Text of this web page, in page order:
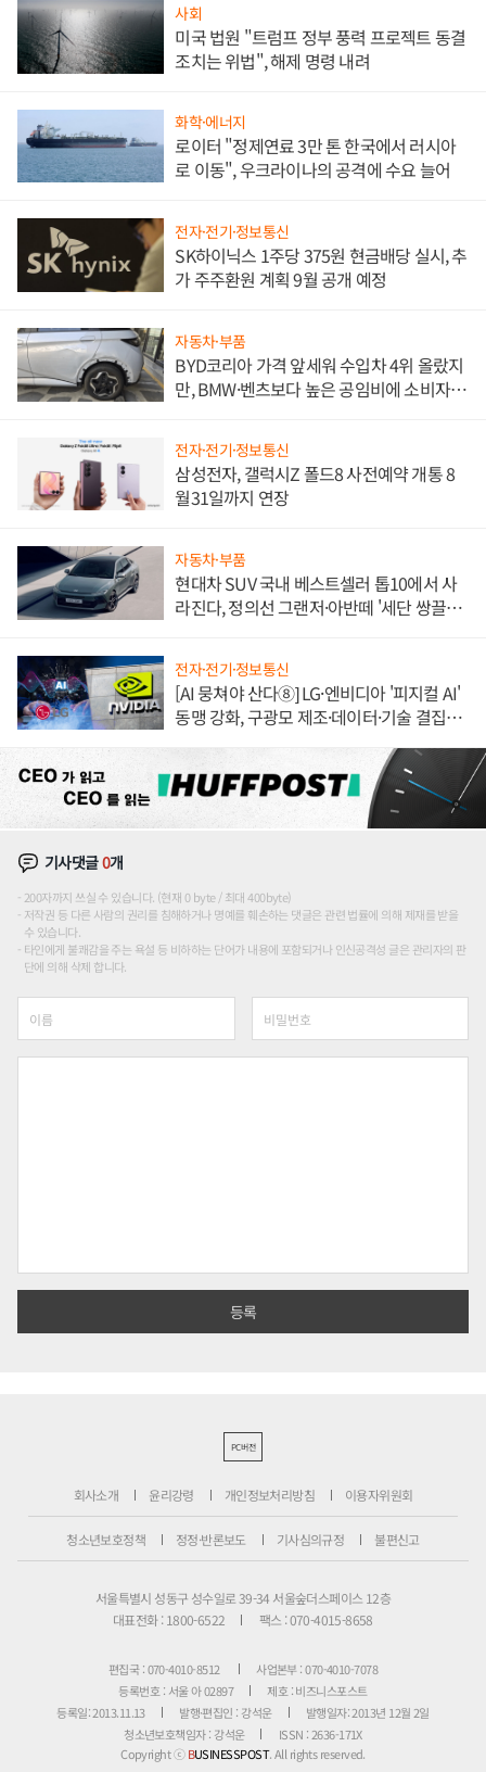
사회
미국 법원 "트럼프 정부 풍력 프로젝트 동결
조치는 위법", 해제 명령 내려
화학·에너지
로이터 "정제연료 3만 톤 한국에서 러시아
로 이동", 우크라이나의 공격에 수요 늘어
전자·전기·정보통신
SK하이닉스 1주당 375원 현금배당 실시, 추
가 주주환원 계획 9월 공개 예정
자동차·부품
BYD코리아 가격 앞세워 수입차 4위 올랐지
만, BMW·벤츠보다 높은 공임비에 소비자
전자·전기·정보통신
삼성전자, 갤럭시Z 폴드8 사전예약 개통 8
월31일까지 연장
자동차·부품
현대차 SUV 국내 베스트셀러 톱10에서 사
라진다, 정의선 그랜저·아반떼 '세단 쌍끌
전자·전기·정보통신
[AI 뭉쳐야 산다⑧] LG·엔비디아 '피지컬 AI'
동맹 강화, 구광모 제조·데이터·기술 결집
기사댓글0개
200자까지 쓰실 수 있습니다. (현재 0 byte / 최대 400byte)
저작권 등 다른 사람의 권리를 침해하거나 명예를 훼손하는 댓글은 관련 법률에 의해 제재를 받을
수 있습니다.
타인에게 불쾌감을 주는 욕설 등 비하하는 단어가 내용에 포함되거나 인신공격성 글은 관리자의 판
단에 의해 삭제 합니다.
PC버전
회사소개 윤리강령 개인정보처리방침 이용자위원회
청소년보호정책 정정·반론보도 기사심의규정 불편신고
서울특별시 성동구 성수일로 39-34 서울숲더스페이스 12층
대표전화 : 1800-6522
팩스 : 070-4015-8658
편집국 : 070-4010-8512
사업본부 : 070-4010-7078
등록번호 : 서울 아 02897
제호 : 비즈니스포스트
등록일: 2013.11.13
발행·편집인 : 강석운
발행일자: 2013년 12월 2일
청소년보호책임자 : 강석운
ISSN : 2636-171X
Copyright ⓒBUSINESSPOST. All rights reserved.